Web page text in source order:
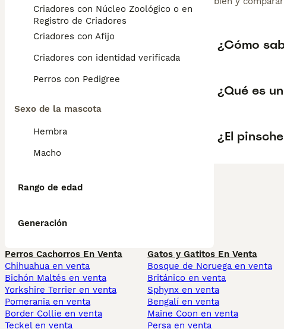
Criadores con Núcleo Zoológico o en el
Registro de Criadores
Criadores con Afijo
Criadores con identidad verificada
Perros con Pedigree
Sexo de la mascota
Hembra
Macho
Rango de edad
Generación
¿Cómo
¿Qué es
¿El
Perros Cachorros En Venta
Chihuahua en venta
Bichón Maltés en venta
Yorkshire Terrier en venta
Pomerania en venta
Border Collie en venta
Teckel en venta
Gatos y Gatitos En Venta
Bosque de Noruega en venta
Británico en venta
Sphynx en venta
Bengalí en venta
Maine Coon en venta
Persa en venta